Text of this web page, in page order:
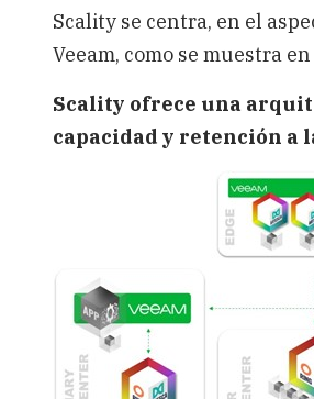
Scality se centra, en el
Veeam, como se muestra
Scality ofrece una
capacidad y retención a